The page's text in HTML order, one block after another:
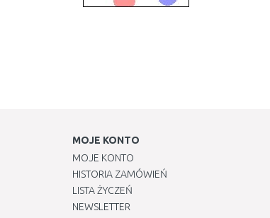
MOJE KONTO
MOJE KONTO
HISTORIA ZAMÓWIEŃ
LISTA ŻYCZEŃ
NEWSLETTER